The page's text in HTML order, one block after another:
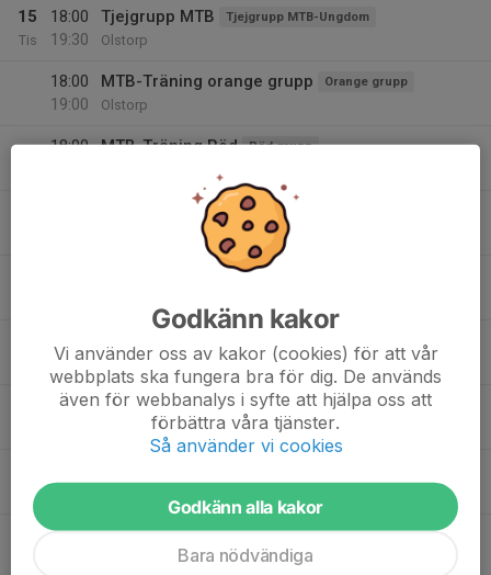
15
Tis
18:00
19:30
Tjejgrupp MTB Tjejgrupp MTB-Ungdom
Olstorp
18:00
19:00
MTB-Träning orange grupp Orange grupp
Olstorp
18:00
MTB-Träning Röd Röd grupp
MTB-träning, blå grupp
MTB-träning, grön grupp
19:00
Olstorp
Tor
Godkänn kakor
Vi använder oss av kakor (cookies) för att vår
webbplats ska fungera bra för dig. De används
även för webbanalys i syfte att hjälpa oss att
förbättra våra tjänster.
Så använder vi cookies
Godkänn alla kakor
Bara nödvändiga